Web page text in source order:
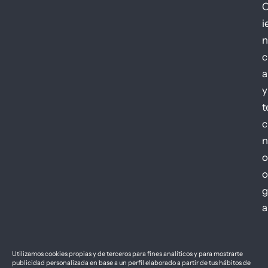
Utilizamos cookies propias y de terceros para fines analíticos y para mostrarte
publicidad personalizada en base a un perfil elaborado a partir de tus hábitos de
n
a
y
c
n
o
a